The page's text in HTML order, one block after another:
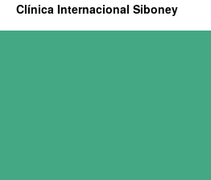
Clínica Internacional Siboney